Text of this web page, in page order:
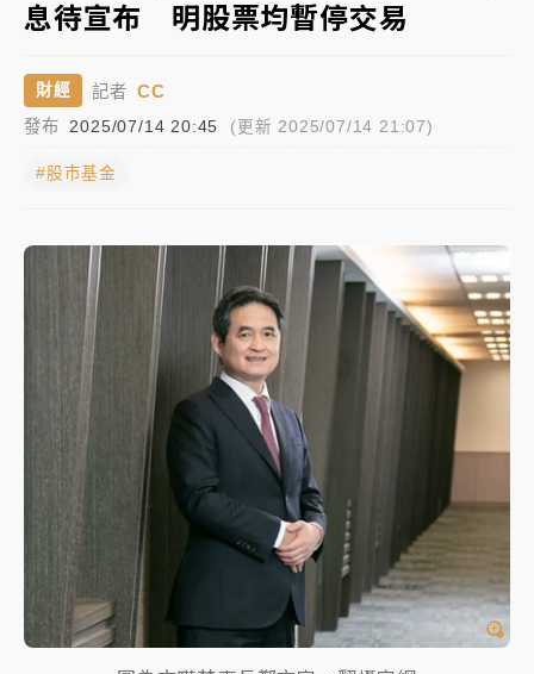
台東農業處長涉圖利渡假村！東檢抗告成功 今重開羈
父親節泡湯了！中颱白海豚雨彈轟3天 「紅到發紫」降
雨熱區曝
暑假過三周才推「E宿新北打卡趣」！抽獎程序複雜 觀
旅局回應了
中信慈善基金會想增加董事人數！辜仲諒向法院聲請遭
駁 理由曝光
故宮《龍藏經》特展第2檔！今線上預約開賣一度塞車
周六起展出延長至晚上7時
台東農業處長涉圖利渡假村！東檢抗告成功 今重開羈
押庭
父親節泡湯了！中颱白海豚雨彈轟3天 「紅到發紫」降
雨熱區曝
息待宣布 明股票均暫停交易
財經 記者 CC
發布 2025/07/14 20:45 (更新 2025/07/14 21:07)
#股市基金